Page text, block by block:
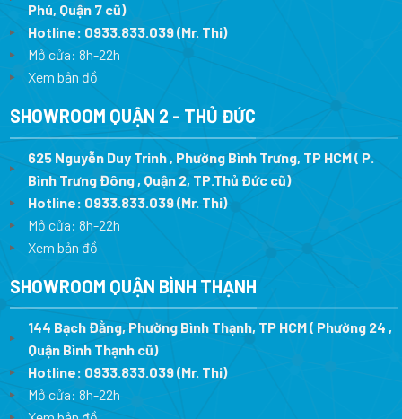
Phú, Quận 7 cũ)
Hotline: 0933.833.039(Mr. Thi)
Mở cửa: 8h-22h
Xem bản đồ
SHOWROOM QUẬN 2 - THỦ ĐỨC
625 Nguyễn Duy Trinh , Phường Bình Trưng, TP HCM ( P.
Bình Trưng Đông , Quận 2, TP.Thủ Đức cũ)
Hotline: 0933.833.039(Mr. Thi)
Mở cửa: 8h-22h
Xem bản đồ
SHOWROOM QUẬN BÌNH THẠNH
144 Bạch Đằng, Phường Bình Thạnh, TP HCM ( Phường 24 ,
Quận Bình Thạnh cũ)
Hotline: 0933.833.039(Mr. Thi)
Mở cửa: 8h-22h